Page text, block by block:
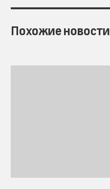
Похожие новости